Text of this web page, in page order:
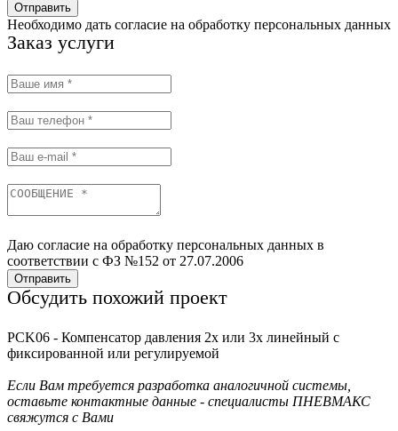
Отправить
Необходимо дать согласие на обработку персональных данных
Заказ услуги
Даю согласие на обработку персональных данных в
соответствии с ФЗ №152 от 27.07.2006
Отправить
Обсудить похожий проект
PCK06 - Компенсатор давления 2х или 3х линейный с
фиксированной или регулируемой
Если Вам требуется разработка аналогичной системы,
оставьте контактные данные - специалисты ПНЕВМАКС
свяжутся с Вами